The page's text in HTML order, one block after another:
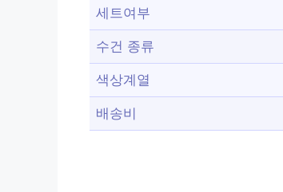
세트여부
수건 종류
색상계열
배송비